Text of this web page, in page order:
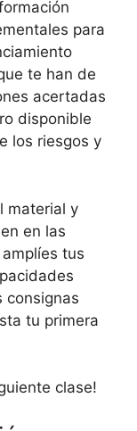
para
te han de
acertadas
disponible
los riesgos y
material y
en las
tus
consignas
tu primera
clase!